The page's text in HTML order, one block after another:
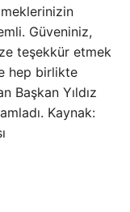
Güveniniz,
teşekkür etmek
hep birlikte
Başkan Yıldız
Kaynak: